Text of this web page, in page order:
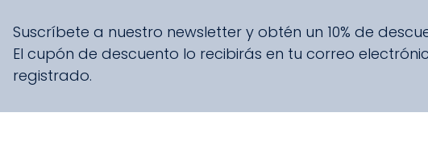
Suscríbete a nuestro newsletter y obtén un 10% de
El cupón de descuento lo recibirás en tu correo
registrado.